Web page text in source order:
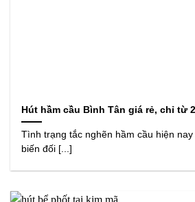
Hút hầm cầu Bình Tân giá rẻ, chỉ từ
Tình trạng tắc nghẽn hầm cầu hiện
biến đối [...]